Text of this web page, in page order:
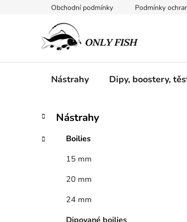
Obchodní podmínky Podmínky
Nástrahy Dipy, boostery,
P
s
Přeskočit
kategorie
K
a
e
Nástrahy
Boilies
15 mm
20 mm
24 mm